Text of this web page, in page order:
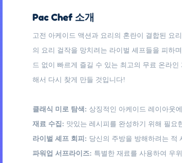
Pac Chef 소개
고전 아케이드 액션과 요리의 혼란이 결합된 요
의 요리 걸작을 망치려는 라이벌 셰프들을 피하
드 없이 빠르게 즐길 수 있는 최고의 무료 온라
해서 다시 찾게 만들 것입니다!
클래식 미로 탐색: 상징적인 아케이드 레이아웃
재료 수집: 맛있는 레시피를 완성하기 위해 필요
라이벌 셰프 회피: 당신의 주방을 방해하려는 적
파워업 서프라이즈: 특별한 재료를 사용하여 우